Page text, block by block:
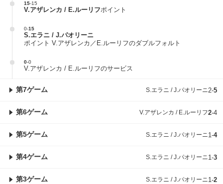
15-15
V.アザレンカ / E.ルーリフポイント
0-15
S.エラニ / J.パオリーニ
ポイント V.アザレンカ／E.ルーリフのダブルフォルト
0-0
V.アザレンカ / E.ルーリフのサービス
第7ゲーム S.エラニ / J.パオリーニ 2-5
第6ゲーム V.アザレンカ / E.ルーリフ2-4
第5ゲーム S.エラニ / J.パオリーニ 1-4
第4ゲーム S.エラニ / J.パオリーニ 1-3
第3ゲーム S.エラニ / J.パオリーニ 1-2